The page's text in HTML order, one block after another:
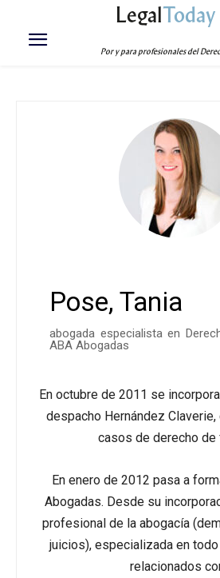
LegalToday
Por y para profesionales del
Pose, Tania
abogada especialista en
ABA Abogadas
En octubre de 2011 se
despacho Hernández Claverie,
casos de derecho de
En enero de 2012 pasa a
Abogadas. Desde su
profesional de la abogacía
juicios), especializada en
relacionados